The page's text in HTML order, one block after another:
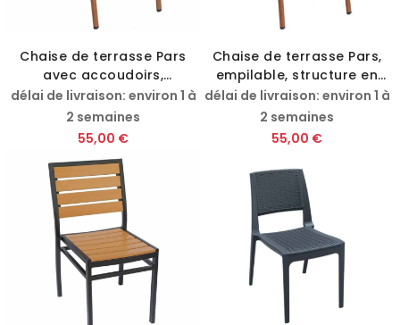
Chaise de terrasse Pars
avec accoudoirs,
empilable, structure en
aluminium aspect bois
délai de livraison: environ 1 à
2 semaines
55,00 €
Chaise de terrasse Pars,
empilable, structure en
aluminium aspect bois
délai de livraison: environ 1 à
2 semaines
55,00 €